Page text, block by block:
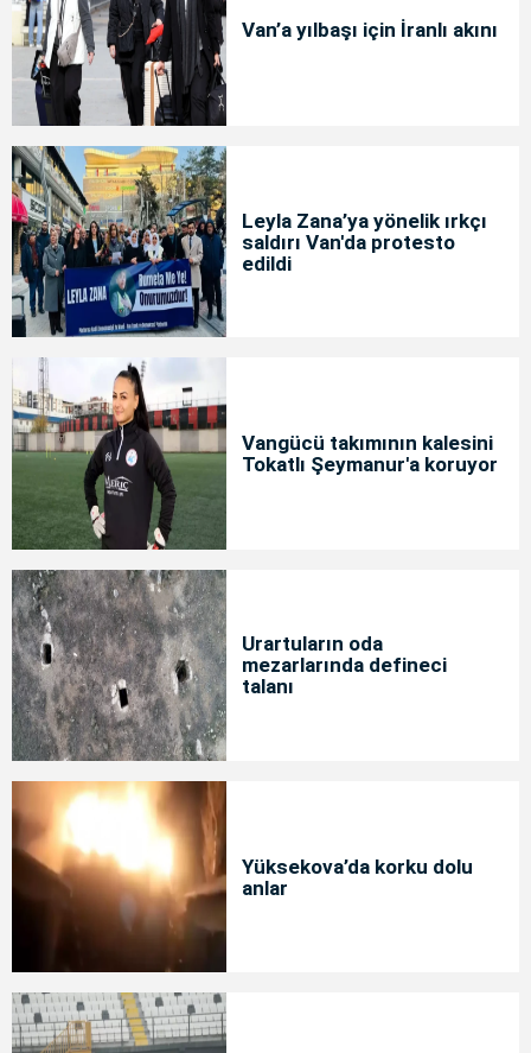
Van’a yılbaşı için İranlı akını
Leyla Zana’ya yönelik ırkçı
saldırı Van'da protesto
edildi
Vangücü takımının kalesini
Tokatlı Şeymanur'a koruyor
Urartuların oda
mezarlarında defineci
talanı
Yüksekova’da korku dolu
anlar